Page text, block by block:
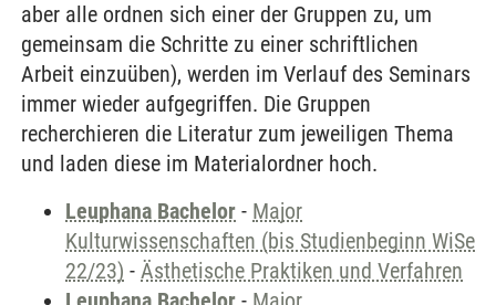
aber alle ordnen sich einer der Gruppen zu, um
gemeinsam die Schritte zu einer schriftlichen
Arbeit einzuüben), werden im Verlauf des Seminars
immer wieder aufgegriffen. Die Gruppen
recherchieren die Literatur zum jeweiligen Thema
und laden diese im Materialordner hoch.
Leuphana Bachelor - Major
Kulturwissenschaften (bis Studienbeginn WiSe
22/23) - Ästhetische Praktiken und Verfahren